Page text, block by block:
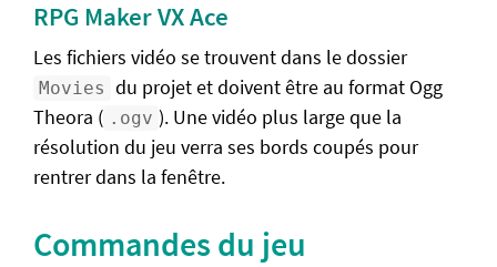
RPG Maker VX Ace
Les fichiers vidéo se trouvent dans le dossier
Movies du projet et doivent être au format Ogg
Theora ( .ogv ). Une vidéo plus large que la
résolution du jeu verra ses bords coupés pour
rentrer dans la fenêtre.
Commandes du jeu